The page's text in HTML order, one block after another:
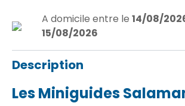
A domicile entre le 14/08/
15/08/2026
Description
Les Miniguides